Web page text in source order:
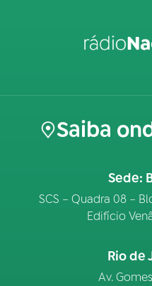
Saiba
Sede:
SCS – Quadra 08 –
Edifício
Rio de
Av.